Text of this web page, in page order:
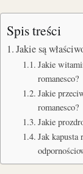
Spis treści
Jakie są
Jakie
romanesco?
Jakie
romanesco?
Jakie
Jak kapusta